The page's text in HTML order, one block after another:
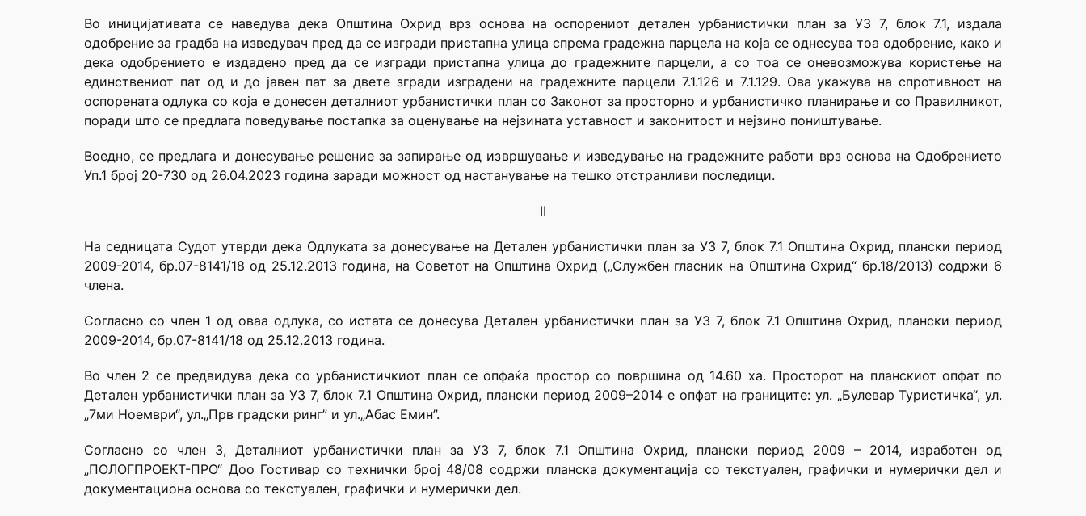
Во иницијативата се наведува дека Општина Охрид врз основа на оспорениот детален урбанистички план за УЗ 7, блок 7.1, издала
одобрение за градба на изведувач пред да се изгради пристапна улица спрема градежна парцела на која се однесува тоа одобрение, како и
дека одобрението е издадено пред да се изгради пристапна улица до градежните парцели, а со тоа се оневозможува користење на
единствениот пат од и до јавен пат за двете згради изградени на градежните парцели 7.1.126 и 7.1.129. Ова укажува на спротивност на
оспорената одлука со која е донесен деталниот урбанистички план со Законот за просторно и урбанистичко планирање и со Правилникот,
поради што се предлага поведување постапка за оценување на нејзината уставност и законитост и нејзино поништување.
Воедно, се предлага и донесување решение за запирање од извршување и изведување на градежните работи врз основа на Одобрението
Уп.1 број 20-730 од 26.04.2023 година заради можност од настанување на тешко отстранливи последици.
II
На седницата Судот утврди дека Одлуката за донесување на Детален урбанистички план за УЗ 7, блок 7.1 Општина Охрид, плански период
2009-2014, бр.07-8141/18 од 25.12.2013 година, на Советот на Општина Охрид („Службен гласник на Општина Охрид“ бр.18/2013) содржи 6
члена.
Согласно со член 1 од оваа одлука, со истата се донесува Детален урбанистички план за УЗ 7, блок 7.1 Општина Охрид, плански период
2009-2014, бр.07-8141/18 од 25.12.2013 година.
Во член 2 се предвидува дека со урбанистичкиот план се опфаќа простор со површина од 14.60 хa. Просторот на планскиот опфат по
Детален урбанистички план за УЗ 7, блок 7.1 Општина Охрид, плански период 2009–2014 е опфат на границите: ул. „Булевар Туристичка“, ул.
„7ми Ноември“, ул.„Прв градски ринг” и ул.„Абас Емин”.
Согласно со член 3, Деталниот урбанистички план за УЗ 7, блок 7.1 Општина Охрид, плански период 2009 – 2014, изработен од
„ПОЛОГПРОЕКТ-ПРО“ Доо Гостивар со технички број 48/08 содржи планска документација со текстуален, графички и нумерички дел и
документациона основа со текстуален, графички и нумерички дел.